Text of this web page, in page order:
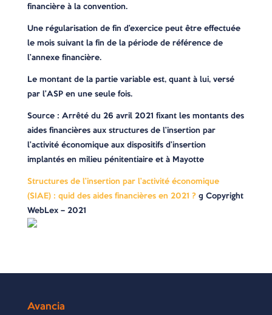
financière à la convention.
Une régularisation de fin d’exercice peut être effectuée
le mois suivant la fin de la période de référence de
l’annexe financière.
Le montant de la partie variable est, quant à lui, versé
par l’ASP en une seule fois.
Source : Arrêté du 26 avril 2021 fixant les montants des
aides financières aux structures de l’insertion par
l’activité économique aux dispositifs d’insertion
implantés en milieu pénitentiaire et à Mayotte
Structures de l’insertion par l’activité économique
(SIAE) : quid des aides financières en 2021 ?© Copyright
WebLex – 2021
Avancia